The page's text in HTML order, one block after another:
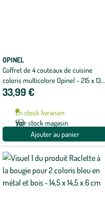
OPINEL
Coffret de 4 couteaux de cuisine
coloris multicolore Opinel - 215 x 130
x 28 mm
33,99 €
En stock livraison
Voir stock magasin
Ajouter au panier